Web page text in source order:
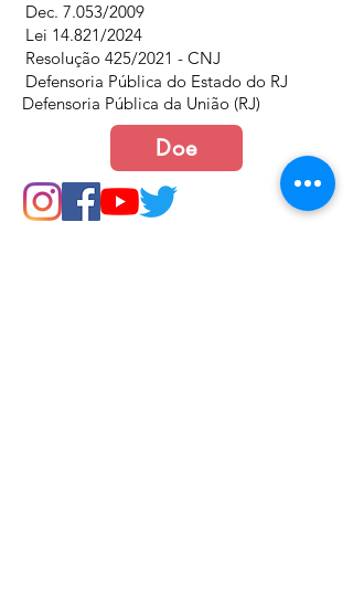
Dec. 7.053/2009
Lei 14.821/2024
Resolução 425/2021 - CNJ
Defensoria Pública do Estado do RJ
Defensoria Pública da União (RJ)
Doe